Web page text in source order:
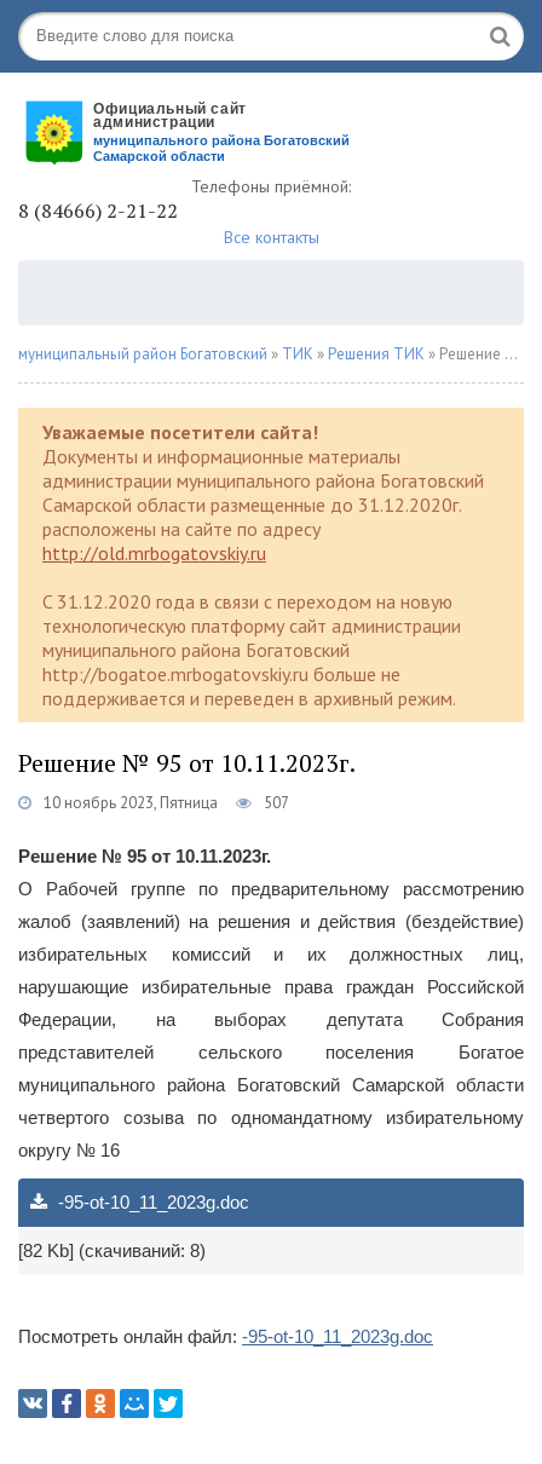
Телефоны приёмной:
8 (84666) 2-21-22
Все контакты
муниципальный район Богатовский » ТИК » Решения ТИК » Решение № 95 от 10.11.2023г.
Уважаемые посетители сайта!
Документы и информационные материалы
администрации муниципального района Богатовский
Самарской области размещенные до 31.12.2020г.
расположены на сайте по адресу
http://old.mrbogatovskiy.ru
C 31.12.2020 года в связи с переходом на новую
технологическую платформу сайт администрации
муниципального района Богатовский
http://bogatoe.mrbogatovskiy.ru больше не
поддерживается и переведен в архивный режим.
Решение № 95 от 10.11.2023г.
10 ноябрь 2023, Пятница 507
Решение № 95 от 10.11.2023г.
О Рабочей группе по предварительному рассмотрению
жалоб (заявлений) на решения и действия (бездействие)
избирательных комиссий и их должностных лиц,
нарушающие избирательные права граждан Российской
Федерации, на выборах депутата Собрания
представителей сельского поселения Богатое
муниципального района Богатовский Самарской области
четвертого созыва по одномандатному избирательному
округу № 16
-95-ot-10_11_2023g.doc
[82 Kb] (cкачиваний: 8)
Посмотреть онлайн файл: -95-ot-10_11_2023g.doc